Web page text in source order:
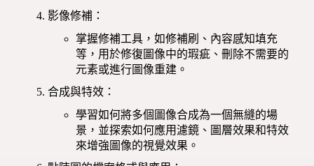
影像修補：
掌握修補工具，如修補刷、內容感知填充
等，用於修復圖像中的瑕疵、刪除不需要的
元素或進行圖像重建。
合成與特效：
學習如何將多個圖像合成為一個無縫的場
景，並探索如何應用濾鏡、圖層效果和特效
來增強圖像的視覺效果。